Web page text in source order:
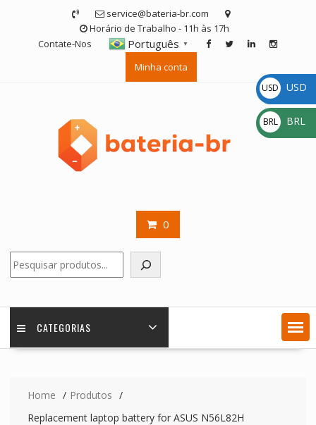
service@bateria-br.com
Horário de Trabalho - 11h às 17h
Contate-Nos
Português ▼
Minha conta
0
CATEGORIAS
Home
Produtos
Replacement laptop battery for ASUS N56L82H
USD
$
USD
BRL
R$
BRL